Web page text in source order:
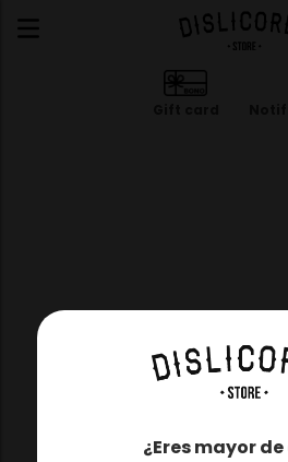
¿Eres mayor